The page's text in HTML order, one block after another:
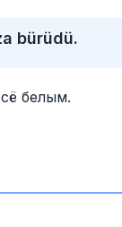
bürüdü.
белым.